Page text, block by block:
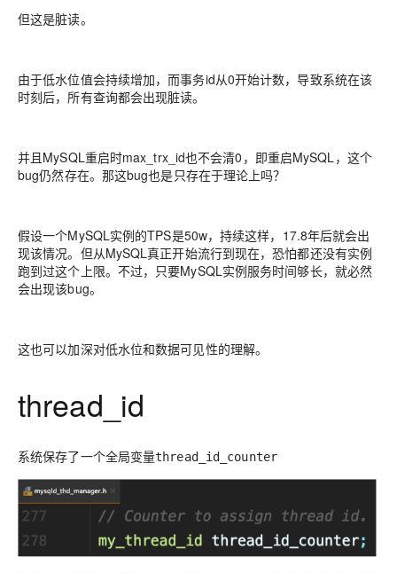
但这是脏读。
由于低水位值会持续增加，而事务id从0开始计数，导致系统在该
时刻后，所有查询都会出现脏读。
并且MySQL重启时max_trx_id也不会清0，即重启MySQL，这个
bug仍然存在。那这bug也是只存在于理论上吗？
假设一个MySQL实例的TPS是50w，持续这样，17.8年后就会出
现该情况。但从MySQL真正开始流行到现在，恐怕都还没有实例
跑到过这个上限。不过，只要MySQL实例服务时间够长，就必然
会出现该bug。
这也可以加深对低水位和数据可见性的理解。
thread_id
系统保存了一个全局变量thread_id_counter